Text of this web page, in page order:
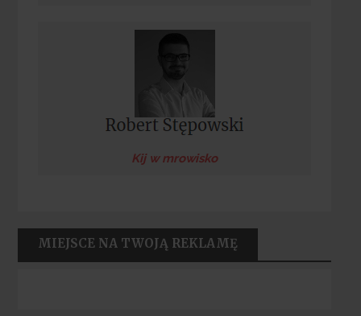
Kij w mrowisko
MIEJSCE NA TWOJĄ REKLAMĘ